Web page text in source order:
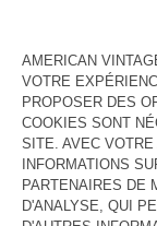
S M/L XL
Le mannequin
GUIDE DES